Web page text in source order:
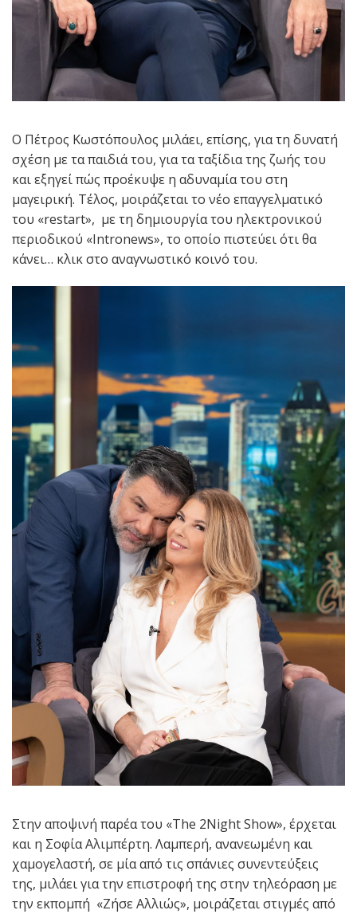
Ο Πέτρος Κωστόπουλος μιλάει, επίσης, για τη δυνατή
σχέση με τα παιδιά του, για τα ταξίδια της ζωής του
και εξηγεί πώς προέκυψε η αδυναμία του στη
μαγειρική. Τέλος, μοιράζεται το νέο επαγγελματικό
του «restart», με τη δημιουργία του ηλεκτρονικού
περιοδικού «Intronews», το οποίο πιστεύει ότι θα
κάνει… κλικ στο αναγνωστικό κοινό του.
Στην αποψινή παρέα του «The 2Night Show», έρχεται
και η Σοφία Αλιμπέρτη. Λαμπερή, ανανεωμένη και
χαμογελαστή, σε μία από τις σπάνιες συνεντεύξεις
της, μιλάει για την επιστροφή της στην τηλεόραση με
την εκπομπή «Ζήσε Αλλιώς», μοιράζεται στιγμές από